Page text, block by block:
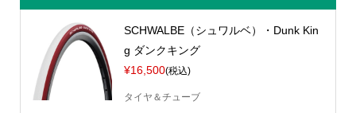
SCHWALBE（シュワルベ）・Dunk Kin
g ダンクキング
¥16,500(税込)
タイヤ＆チューブ